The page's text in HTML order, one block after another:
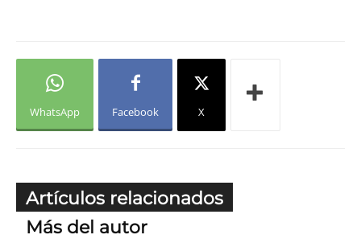
WhatsApp Facebook X
Artículos relacionados
Más del autor